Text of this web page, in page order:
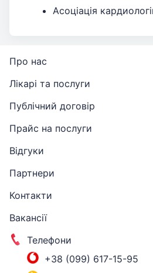
Асоціація
Про нас
Лікарі та послуги
Публічний договір
Прайс на послуги
Відгуки
Партнери
Контакти
Вакансії
Телефони
+38 (099) 617-15-95